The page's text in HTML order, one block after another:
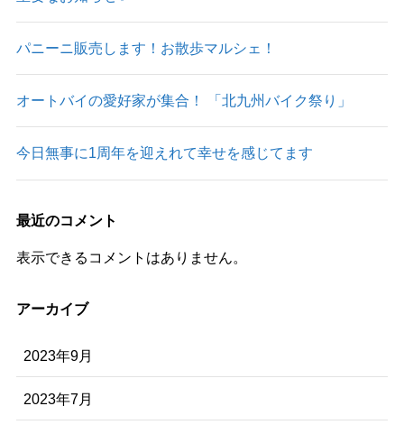
パニーニ販売します！お散歩マルシェ！
オートバイの愛好家が集合！ 「北九州バイク祭り」
今日無事に1周年を迎えれて幸せを感じてます
最近のコメント
表示できるコメントはありません。
アーカイブ
2023年9月
2023年7月